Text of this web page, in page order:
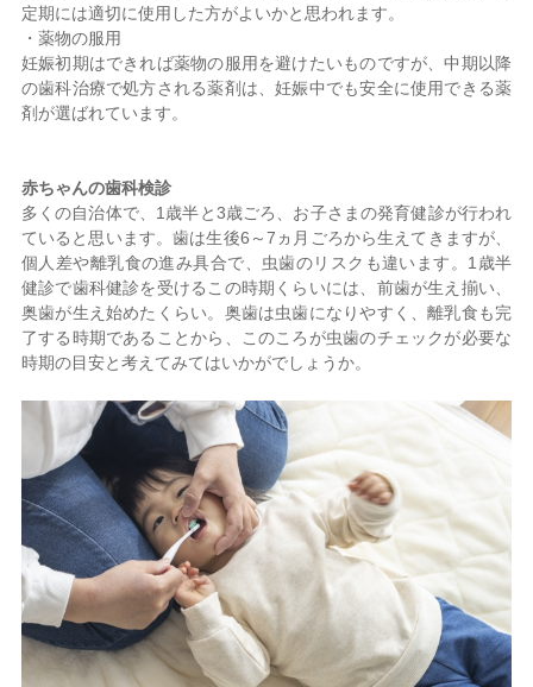
定期には適切に使用した方がよいかと思われます。
・薬物の服用
妊娠初期はできれば薬物の服用を避けたいものですが、中期以降
の歯科治療で処方される薬剤は、妊娠中でも安全に使用できる薬
剤が選ばれています。
赤ちゃんの歯科検診
多くの自治体で、 1 歳半と3歳ごろ、お子さまの発育健診が行われ
ていると思います。歯は生後6 ～7 ヵ月ごろから生えてきますが、
個人差や離乳食の進み具合で、虫歯のリスクも違います。 1 歳半
健診で歯科健診を受けるこの時期くらいには、前歯が生え揃い、
奥歯が生え始めたくらい。奥歯は虫歯になりやすく、離乳食も完
了する時期であることから、このころが虫歯のチェックが必要な
時期の目安と考えてみてはいかがでしょうか。